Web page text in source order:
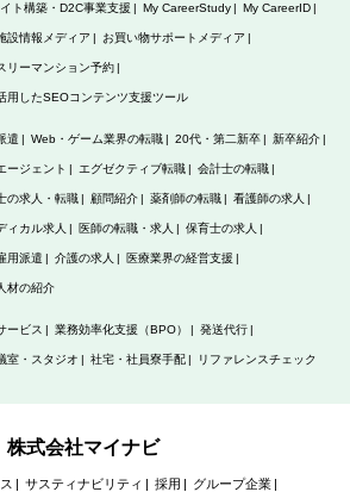
ト構築・D2C事業支援 My CareerStudy My CareerID
設情報メディア お買い物サポートメディア
リーマンション予約
用したSEOコンテンツ支援ツール
遣 Web・ゲーム業界の転職 20代・第二新卒 新卒紹介
ージェント エグゼクティブ転職 会計士の転職
の求人・転職 顧問紹介 薬剤師の転職 看護師の求人
ィカル求人 医師の転職・求人 保育士の求人
用派遣 介護の求人 医療業界の経営支援
材の紹介
ービス 業務効率化支援（BPO） 発送代行
室・スタジオ 社宅・社員寮手配 リファレンスチェック
株式会社マイナビ
サスティナビリティ 採用 グループ企業